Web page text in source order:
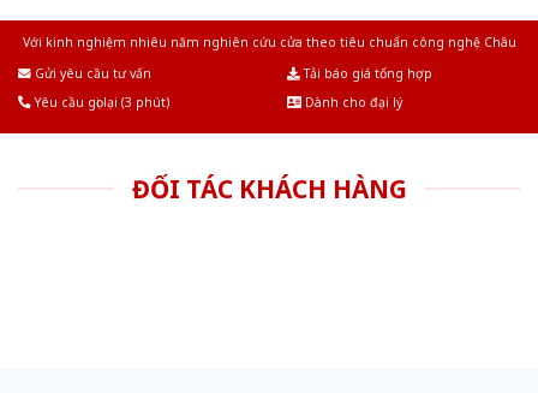
Với kinh nghiệm nhiêu năm nghiên cứu cửa theo tiêu chuẩn công nghệ Châu
Gửi yêu cầu tư vấn
Tải báo giá tổng hợp
Yêu cầu gọi lại (3 phút)
Dành cho đại lý
ĐỐI TÁC KHÁCH HÀNG